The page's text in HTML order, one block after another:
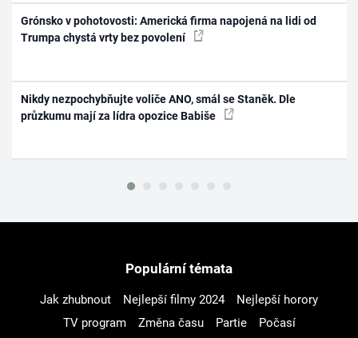
Grónsko v pohotovosti: Americká firma napojená na lidi od
Trumpa chystá vrty bez povolení
Nikdy nezpochybňujte voliče ANO, smál se Staněk. Dle
průzkumu mají za lídra opozice Babiše
Populární témata
Jak zhubnout Nejlepší filmy 2024
Nejlepší horory
TV program
Změna času Partie
Počasí